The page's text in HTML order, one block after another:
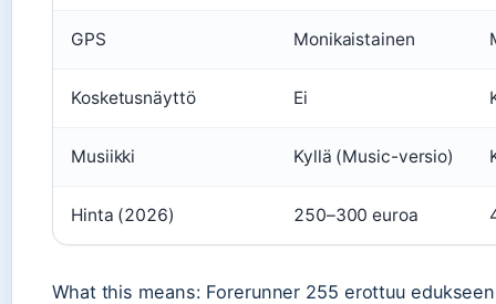
GPS Monikaistainen
Kosketusnäyttö Ei
Musiikki Kyllä (Music-versio)
Hinta (2026) 250–300 euroa
What this means: Forerunner 255 erottuu